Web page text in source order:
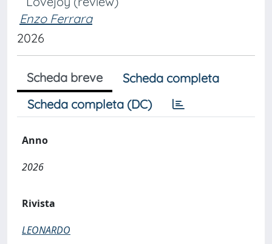
Enzo Ferrara
2026
Scheda breve
Scheda completa
Scheda completa (DC)
Anno
2026
Rivista
LEONARDO